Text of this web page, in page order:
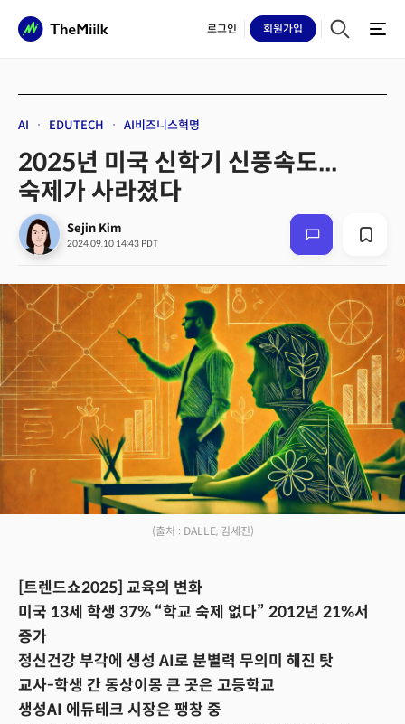
로그인 회원가입
AI EDUTECH AI비즈니스혁명
2025년 미국 신학기 신풍속도...
숙제가 사라졌다
Sejin Kim
2024.09.10 14:43 PDT
(출처 : DALLE, 김세진)
[트렌드쇼2025] 교육의 변화
미국 13세 학생 37% “학교 숙제 없다” 2012년 21%서
증가
정신건강 부각에 생성 AI로 분별력 무의미 해진 탓
교사-학생 간 동상이몽 큰 곳은 고등학교
생성AI 에듀테크 시장은 팽창 중